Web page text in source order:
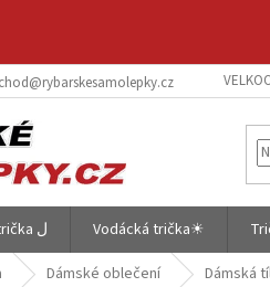
Rybářská trička ل Vodácká trička☀
Dámské oblečení Dámská